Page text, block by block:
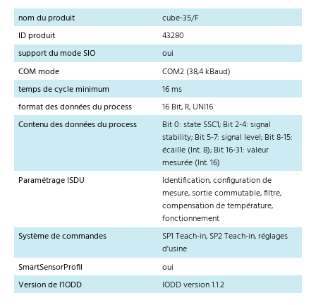
nom du produit
cube-35/F
ID produit
43280
support du mode SIO
oui
COM mode
COM2 (38,4 kBaud)
temps de cycle minimum
16 ms
format des données du process
16 Bit, R, UNI16
Contenu des données du process
Bit 0: state SSC1; Bit 2-4: signal
stability; Bit 5-7: signal level; Bit 8-15:
écaille (Int. 8); Bit 16-31: valeur
mesurée (Int. 16)
Paramétrage ISDU
Identification, configuration de
mesure, sortie commutable, filtre,
compensation de température,
fonctionnement
Système de commandes
SP1 Teach-in, SP2 Teach-in, réglages
d'usine
SmartSensorProfil
oui
Version de l’IODD
IODD version 1.1.2